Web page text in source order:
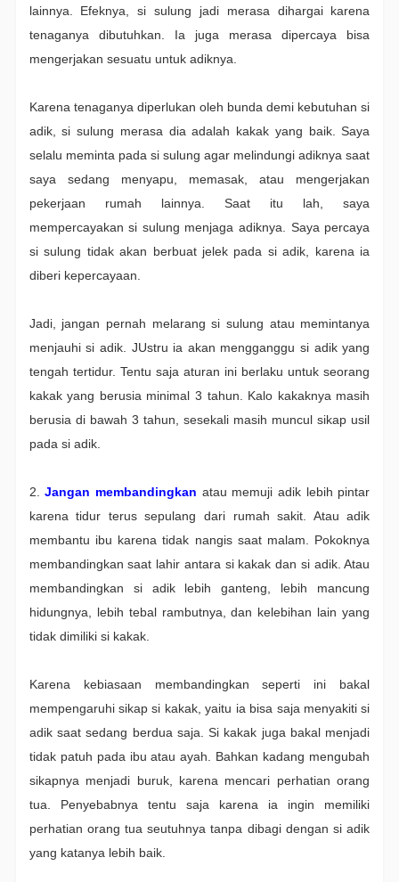
lainnya. Efeknya, si sulung jadi merasa dihargai karena
tenaganya dibutuhkan. Ia juga merasa dipercaya bisa
mengerjakan sesuatu untuk adiknya.
Karena tenaganya diperlukan oleh bunda demi kebutuhan si
adik, si sulung merasa dia adalah kakak yang baik. Saya
selalu meminta pada si sulung agar melindungi adiknya saat
saya sedang menyapu, memasak, atau mengerjakan
pekerjaan rumah lainnya. Saat itu lah, saya
mempercayakan si sulung menjaga adiknya. Saya percaya
si sulung tidak akan berbuat jelek pada si adik, karena ia
diberi kepercayaan.
Jadi, jangan pernah melarang si sulung atau memintanya
menjauhi si adik. JUstru ia akan mengganggu si adik yang
tengah tertidur. Tentu saja aturan ini berlaku untuk seorang
kakak yang berusia minimal 3 tahun. Kalo kakaknya masih
berusia di bawah 3 tahun, sesekali masih muncul sikap usil
pada si adik.
2.Jangan membandingkan atau memuji adik lebih pintar
karena tidur terus sepulang dari rumah sakit. Atau adik
membantu ibu karena tidak nangis saat malam. Pokoknya
membandingkan saat lahir antara si kakak dan si adik. Atau
membandingkan si adik lebih ganteng, lebih mancung
hidungnya, lebih tebal rambutnya, dan kelebihan lain yang
tidak dimiliki si kakak.
Karena kebiasaan membandingkan seperti ini bakal
mempengaruhi sikap si kakak, yaitu ia bisa saja menyakiti si
adik saat sedang berdua saja. Si kakak juga bakal menjadi
tidak patuh pada ibu atau ayah. Bahkan kadang mengubah
sikapnya menjadi buruk, karena mencari perhatian orang
tua. Penyebabnya tentu saja karena ia ingin memiliki
perhatian orang tua seutuhnya tanpa dibagi dengan si adik
yang katanya lebih baik.